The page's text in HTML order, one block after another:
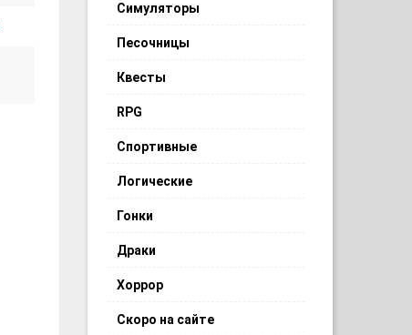
Симуляторы
Песочницы
Квесты
RPG
Спортивные
Логические
Гонки
Драки
Хоррор
Скоро на сайте